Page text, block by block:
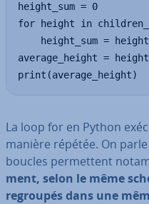
height_sum = 0
for height in
height_sum =
average_height =
print(average_height)
La loop for en Python
manière répétée. On
boucles per­met­tent
ment, selon le même
regroupés dans une